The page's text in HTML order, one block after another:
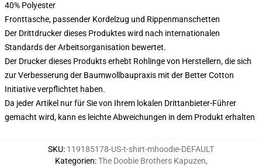
40% Polyester
Fronttasche, passender Kordelzug und Rippenmanschetten
Der Drittdrucker dieses Produktes wird nach internationalen
Standards der Arbeitsorganisation bewertet.
Der Drucker dieses Produkts erhebt Rohlinge von Herstellern, die sich
zur Verbesserung der Baumwollbaupraxis mit der Better Cotton
Initiative verpflichtet haben.
Da jeder Artikel nur für Sie von Ihrem lokalen Drittanbieter-Führer
gemacht wird, kann es leichte Abweichungen in dem Produkt erhalten
SKU: 119185178-US-t-shirt-mhoodie-DEFAULT
Kategorien:The Doobie Brothers Kapuzen,